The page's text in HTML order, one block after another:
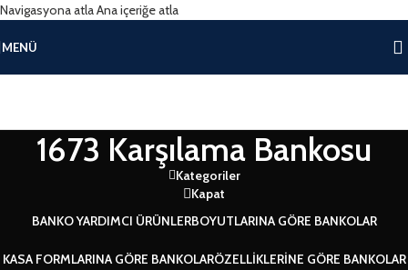
Navigasyona atlaAna içeriğe atla
MENÜ
1673 Karşılama Bankosu
Kategoriler
Kapat
BANKO YARDIMCI ÜRÜNLERBOYUTLARINA GÖRE BANKOLAR
KASA FORMLARINA GÖRE BANKOLARÖZELLIKLERINE GÖRE BANKOLAR